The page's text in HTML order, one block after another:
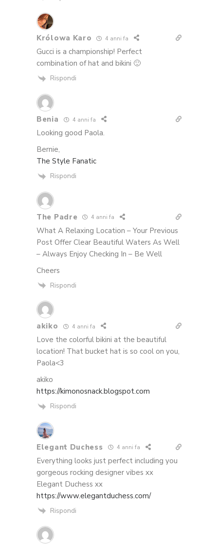
Królowa Karo 4 anni fa
Gucci is a championship! Perfect
combination of hat and bikini 🙂
Rispondi
Benia 4 anni fa
Looking good Paola.
Bernie,
The Style Fanatic
Rispondi
The Padre 4 anni fa
What A Relaxing Location – Your Previous
Post Offer Clear Beautiful Waters As Well
– Always Enjoy Checking In – Be Well
Cheers
Rispondi
akiko 4 anni fa
Love the colorful bikini at the beautiful
location! That bucket hat is so cool on you,
Paola<3
akiko
https://kimonosnack.blogspot.com
Rispondi
Elegant Duchess 4 anni fa
Everything looks just perfect including you
gorgeous rocking designer vibes xx
Elegant Duchess xx
https://www.elegantduchess.com/
Rispondi